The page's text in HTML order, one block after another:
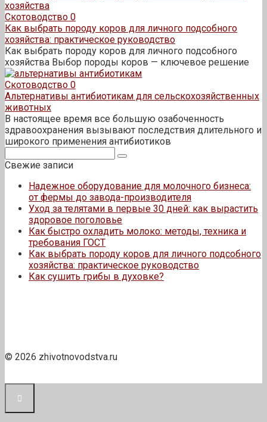
Скотоводство 0
Как выбрать породу коров для личного подсобного
хозяйства: практическое руководство
Как выбрать породу коров для личного подсобного
хозяйства Выбор породы коров — ключевое решение
Скотоводство 0
Альтернативы антибиотикам для сельскохозяйственных
животных
В настоящее время все большую озабоченность
здравоохранения вызывают последствия длительного и
широкого применения антибиотиков
Свежие записи
Надежное оборудование для молочного бизнеса:
от фермы до завода-производителя
Уход за телятами в первые 30 дней: как вырастить
здоровое поголовье
Как быстро охладить молоко: методы, техника и
требования ГОСТ
Как выбрать породу коров для личного подсобного
хозяйства: практическое руководство
Как сушить грибы в духовке?
© 2026 zhivotnovodstva.ru